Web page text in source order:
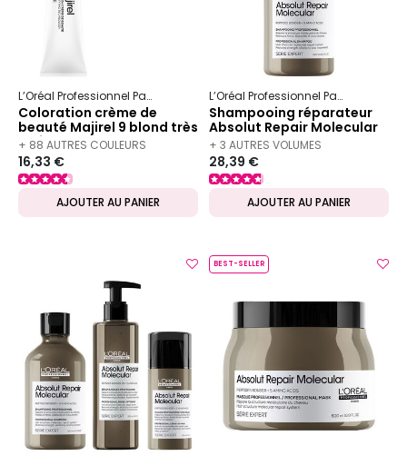
L’Oréal Professionnel Paris
Coloration crème de
beauté Majirel 9 blond très
clair
+ 88 AUTRES COULEURS
DISPONIBLES
16,33 €
AJOUTER AU PANIER
L’Oréal Professionnel Paris
Shampooing réparateur
Absolut Repair Molecular
300ml
+ 3 AUTRES VOLUMES
DISPONIBLES
28,39 €
AJOUTER AU PANIER
BEST-SELLER